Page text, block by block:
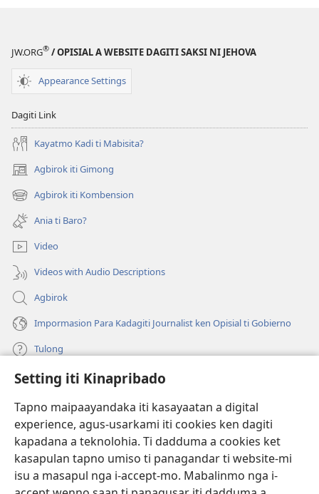
Setting iti Kinapribado
Tapno maipaayandaka iti kasayaatan a digital
experience, agus-usarkami iti cookies ken dagiti
kapadana a teknolohia. Ti dadduma a cookies ket
kasapulan tapno umiso ti panagandar ti website-mi
isu a masapul nga i-accept-mo. Mabalinmo nga i-
JW.ORG® / OPISIAL A WEBSITE DAGITI SAKSI NI JEHOVA
Appearance Settings
Dagiti Link
Kayatmo Kadi ti Mabisita?
Agbirok iti Gimong
(manglukat
iti
baro
window)
Agbirok iti Kombension
(manglukat
iti
baro
a
window)
Ania ti Baro?
Video
Videos with Audio Descriptions
Agbirok
Impormasion Para Kadagiti Journalist ken Opisial ti Gobierno
Tulong
Donasion
(manglukat
iti
baro
a
window)
Watchtower ONLINE A LIBRARIA
(manglukat
iti
baro
a
JW Hub ®
(manglukat
iti
baro
JW Library